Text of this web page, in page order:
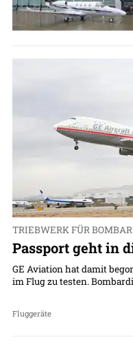
TRIEBWERK FÜR
Passport geht in
GE Aviation hat damit
im Flug zu testen.
Fluggeräte